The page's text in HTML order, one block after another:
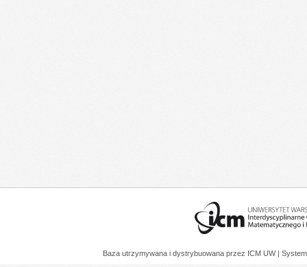
Baza utrzymywana i dystrybuowana przez ICM UW |